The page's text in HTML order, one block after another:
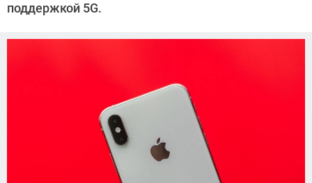
поддержкой 5G.